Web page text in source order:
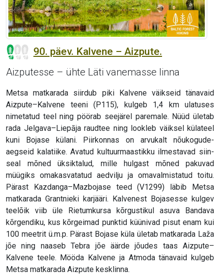
90. päev. Kalvene – Aizpute.
Aizputesse – ühte Läti vanemasse linna
Metsa matkarada siirdub piki Kalvene väikseid tänavaid
Aizpute–Kalvene teeni (P115), kulgeb 1,4 km ulatuses
nimetatud teel ning pöörab seejärel paremale. Nüüd ületab
rada Jelgava–Liepāja raudtee ning lookleb väiksel külateel
kuni Bojase külani. Piirkonnas on arvukalt nõukogude-
aegseid kalatiike. Avatud kultuurmaastikku ilmestavad siin-
seal mõned üksiktalud, mille hulgast mõned pakuvad
müügiks omakasvatatud aedvilju ja omavalmistatud toitu.
Pärast Kazdanga–Mazbojase teed (V1299) läbib Metsa
matkarada Grantnieki karjääri. Kalvenest Bojasesse kulgev
teelõik viib üle Rietumkursa kõrgustikul asuva Bandava
kõrgendiku, kus kõrgeimad punktid küünivad pisut enam kui
100 meetrit ü.m.p. Pärast Bojase küla ületab matkarada Laža
jõe ning naaseb Tebra jõe äärde jõudes taas Aizpute–
Kalvene teele. Mööda Kalvene ja Atmoda tänavaid kulgeb
Metsa matkarada Aizpute kesklinna.